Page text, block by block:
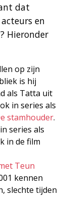
dat
en
Hieronder
op zijn
is hij
als Tatta uit
in series als
stamhouder.
series als
in de film
Teun
kennen
slechte tijden